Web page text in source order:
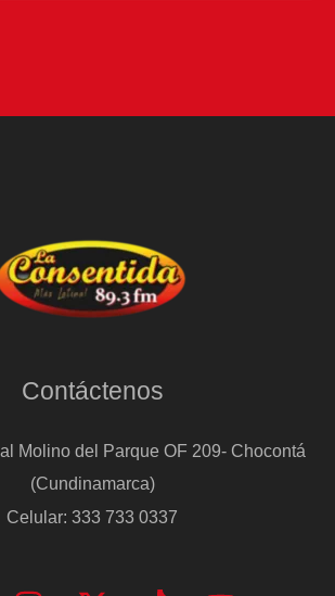
Contáctenos
Molino del Parque OF 209- Chocontá
(Cundinamarca)
Celular: 333 733 0337